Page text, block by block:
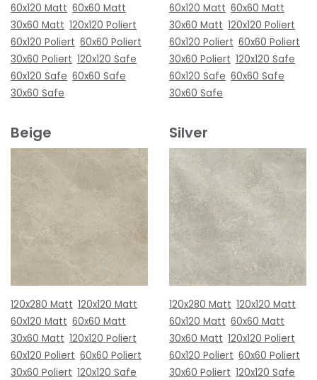
60x120 Matt 60x60 Matt
30x60 Matt 120x120 Poliert
60x120 Poliert 60x60 Poliert
30x60 Poliert 120x120 Safe
60x120 Safe 60x60 Safe
30x60 Safe
60x120 Matt 60x60 Matt
30x60 Matt 120x120 Poliert
60x120 Poliert 60x60 Poliert
30x60 Poliert 120x120 Safe
60x120 Safe 60x60 Safe
30x60 Safe
Beige
120x280 Matt 120x120 Matt
60x120 Matt 60x60 Matt
30x60 Matt 120x120 Poliert
60x120 Poliert 60x60 Poliert
30x60 Poliert 120x120 Safe
Silver
120x280 Matt 120x120 Matt
60x120 Matt 60x60 Matt
30x60 Matt 120x120 Poliert
60x120 Poliert 60x60 Poliert
30x60 Poliert 120x120 Safe